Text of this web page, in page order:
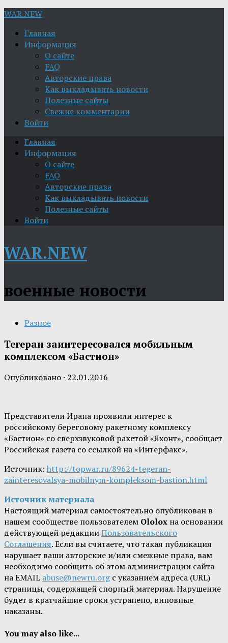
WAR.NEW
Главная
Информация
О сайте
FAQ
Авторские права
Как выкладывать новости
Полезные сайты
Свежие комментарии
Войти
Главная
Информация
О сайте
FAQ
Авторские права
Как выкладывать новости
Полезные сайты
Войти
WAR.NEW
военные новости
Разное
Тегеран заинтересовался мобильным
комплексом «Бастион»
Опубликовано · 22.01.2016
Представители Ирана проявили интерес к
российскому береговому ракетному комплексу
«Бастион» со сверхзвуковой ракетой «Яхонт», сообщает
Российская газета со ссылкой на «Интерфакс».
Источник: http://topwar.ru/89624-tegeran-
zainteresovalsya-mobilnym-kompleksom-bastion.html
Источник материала
Настоящий материал самостоятельно опубликован в
нашем сообществе пользователем Ololox на основании
действующей редакцииПользовательского
Соглашения. Если вы считаете, что такая публикация
нарушает ваши авторские и/или смежные права, вам
необходимо сообщить об этом администрации сайта
на EMAIL abuse@newru.orgс указанием адреса (URL)
страницы, содержащей спорный материал. Нарушение
будет в кратчайшие сроки устранено, виновные
наказаны.
You may also like...